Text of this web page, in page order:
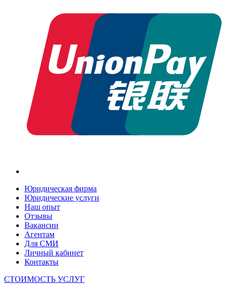
Юридическая фирма
Юридические услуги
Наш опыт
Отзывы
Вакансии
Агентам
Для СМИ
Личный кабинет
Контакты
СТОИМОСТЬ УСЛУГ